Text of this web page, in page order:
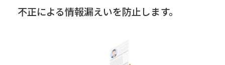
不正による情報漏えいを防止します。